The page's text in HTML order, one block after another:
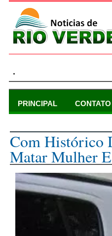
.
PRINCIPAL CONTATO
Com Histórico
Matar Mulher